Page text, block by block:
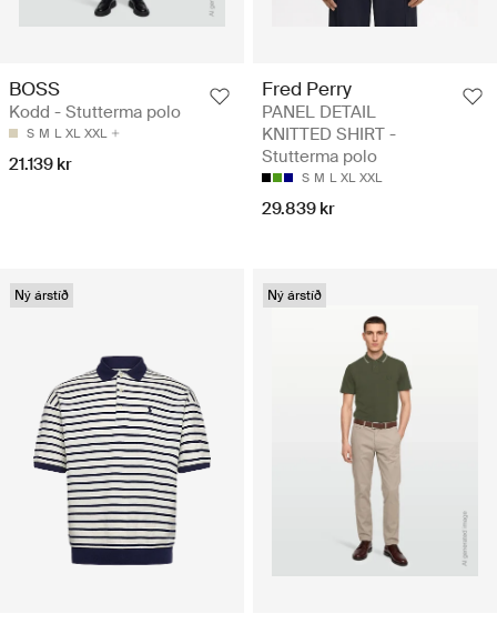
BOSS
Kodd - Stutterma polo
S M L XL XXL
21.139 kr
Fred Perry
PANEL DETAIL
KNITTED SHIRT -
Stutterma polo
S M L XL XXL
29.839 kr
Ný árstíð Ný árstíð